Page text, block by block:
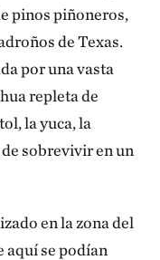
pinos piñoneros,
de Texas.
por una vasta
repleta de
la yuca, la
sobrevivir en un
en la zona del
aquí se podían